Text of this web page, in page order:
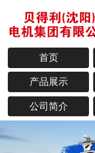
首页
产品展示
公司简介